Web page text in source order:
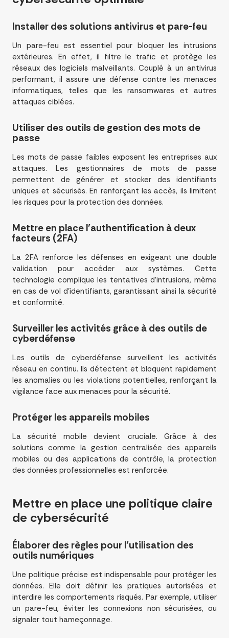
Installer des solutions antivirus et pare-feu
Un pare-feu est essentiel pour bloquer les intrusions
extérieures. En effet, il filtre le trafic et protège les
réseaux des logiciels malveillants. Couplé à un antivirus
performant, il assure une défense contre les menaces
informatiques, telles que les ransomwares et autres
attaques ciblées.
Utiliser des outils de gestion des mots de
passe
Les mots de passe faibles exposent les entreprises aux
attaques. Les gestionnaires de mots de passe
permettent de générer et stocker des identifiants
uniques et sécurisés. En renforçant les accès, ils limitent
les risques pour la protection des données.
Mettre en place l’authentification à deux
facteurs (2FA)
La 2FA renforce les défenses en exigeant une double
validation pour accéder aux systèmes. Cette
technologie complique les tentatives d’intrusions, même
en cas de vol d’identifiants, garantissant ainsi la sécurité
et conformité.
Surveiller les activités grâce à des outils de
cyberdéfense
Les outils de cyberdéfense surveillent les activités
réseau en continu. Ils détectent et bloquent rapidement
les anomalies ou les violations potentielles, renforçant la
vigilance face aux menaces pour la sécurité.
Protéger les appareils mobiles
La sécurité mobile devient cruciale. Grâce à des
solutions comme la gestion centralisée des appareils
mobiles ou des applications de contrôle, la protection
des données professionnelles est renforcée.
Mettre en place une politique claire
de cybersécurité
Élaborer des règles pour l’utilisation des
outils numériques
Une politique précise est indispensable pour protéger les
données. Elle doit définir les pratiques autorisées et
interdire les comportements risqués. Par exemple, utiliser
un pare-feu, éviter les connexions non sécurisées, ou
signaler tout hameçonnage.